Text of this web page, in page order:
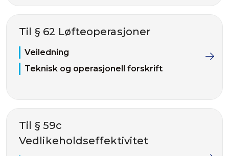
Til § 62 Løfteoperasjoner
Veiledning
Teknisk og operasjonell forskrift
Til § 59c
Vedlikeholdseffektivitet